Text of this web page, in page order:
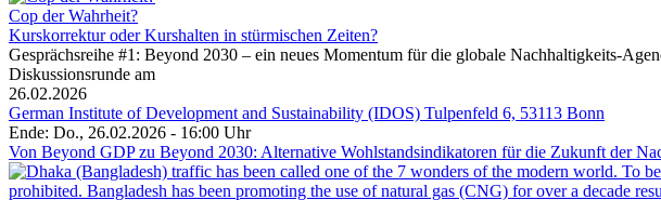
Cop der Wahrheit?
Kurskorrektur oder Kurshalten in stürmischen Zeiten?
Gesprächsreihe #1: Beyond 2030 – ein neues Momentum für die globale Nachhaltigkeits-
Diskussionsrunde am
26.02.2026
German Institute of Development and Sustainability (IDOS) Tulpenfeld 6, 53113 Bonn
Ende: Do., 26.02.2026 - 16:00 Uhr
Von Beyond GDP zu Beyond 2030: Alternative Wohlstandsindikatoren für die Zukunft der